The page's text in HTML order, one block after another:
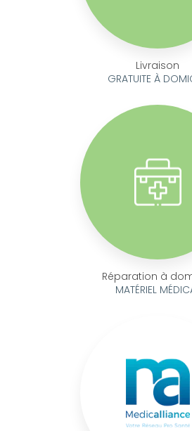
Livraison
GRATUITE À
Réparation à
MATÉRIEL